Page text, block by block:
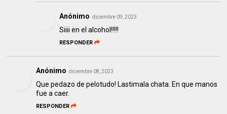
Anónimo diciembre 09, 2023
Siiii en el alcohol!!!!!
RESPONDER
Anónimo diciembre 08, 2023
Que pedazo de pelotudo! Lastimala chata. En que manos
fue a caer.
RESPONDER